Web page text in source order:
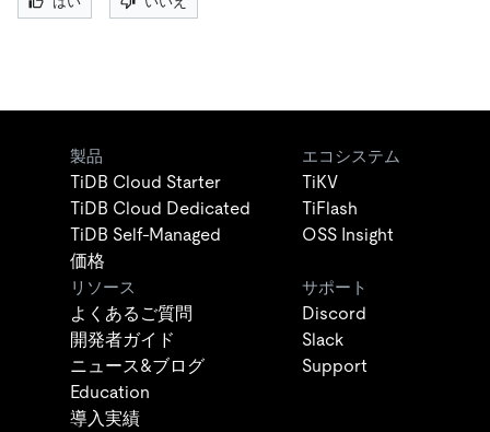
製品
TiDB Cloud Starter
TiDB Cloud Dedicated
TiDB Self-Managed
価格
エコシステム
TiKV
TiFlash
OSS Insight
リソース
よくあるご質問
開発者ガイド
ニュース&ブログ
Education
導入実績
サポート
Discord
Slack
Support